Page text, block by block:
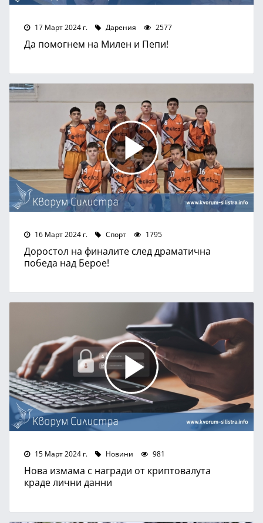
17 Март 2024 г. Дарения 2577
Да помогнем на Милен и Пепи!
16 Март 2024 г. Спорт 1795
Доростол на финалите след драматична
победа над Берое!
15 Март 2024 г. Новини 981
Нова измама с награди от криптовалута
краде лични данни